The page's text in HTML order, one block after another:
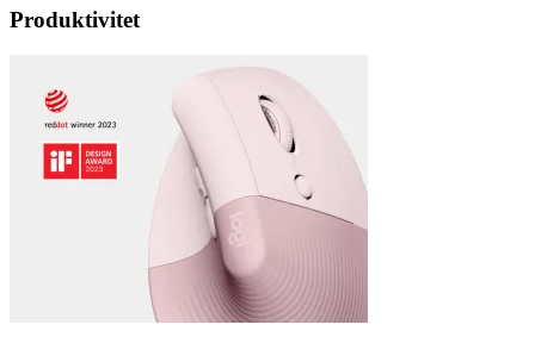
Produktivitet